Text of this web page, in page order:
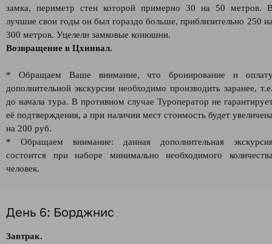
замка, периметр стен которой примерно 30 на 50 метров.
лучшие свои годы он был гораздо больше, приблизительно 250
300 метров. Уцелели замковые конюшни.
Возвращение в Цхинвал.
* Обращаем Ваше внимание, что бронирование и
дополнительной экскурсии необходимо производить заранее,
до начала тура. В противном случае Туроператор не
её подтверждения, а при наличии мест стоимость будет
на 200 руб.
* Обращаем внимание: данная дополнительная
состоится при наборе минимально необходимого
человек.
День 6: Борджнис
Завтрак.